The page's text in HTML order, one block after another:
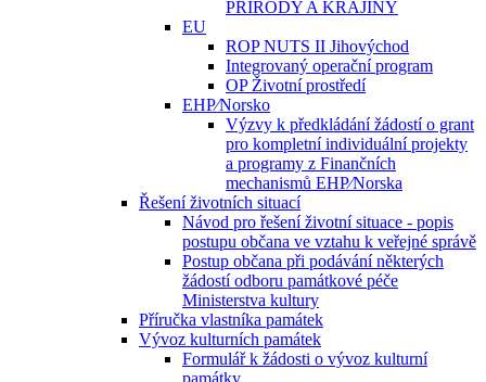
PŘÍRODY A KRAJINY
EU
ROP NUTS II Jihovýchod
Integrovaný operační program
OP Životní prostředí
EHP⁄Norsko
Výzvy k předkládání žádostí o grant
pro kompletní individuální projekty
a programy z Finančních
mechanismů EHP⁄Norska
Řešení životních situací
Návod pro řešení životní situace - popis
postupu občana ve vztahu k veřejné správě
Postup občana při podávání některých
žádostí odboru památkové péče
Ministerstva kultury
Příručka vlastníka památek
Vývoz kulturních památek
Formulář k žádosti o vývoz kulturní
památky